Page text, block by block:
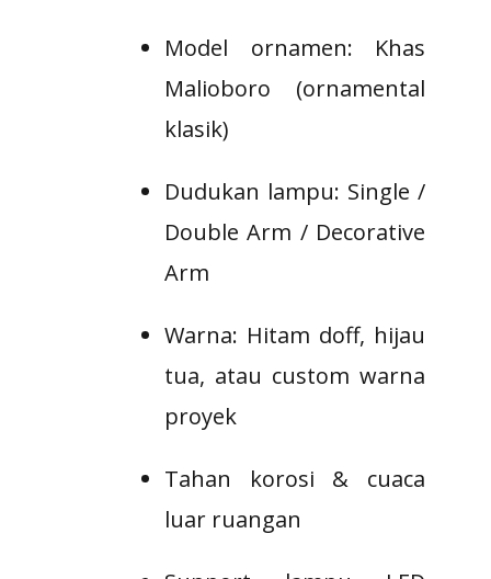
Model ornamen: Khas
Malioboro (ornamental
klasik)
Dudukan lampu: Single /
Double Arm / Decorative
Arm
Warna: Hitam doff, hijau
tua, atau custom warna
proyek
Tahan korosi & cuaca
luar ruangan